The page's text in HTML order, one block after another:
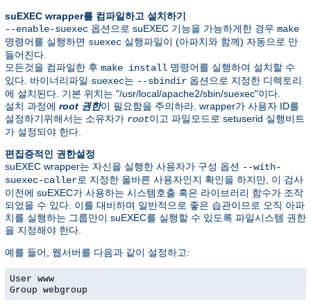
suEXEC wrapper를 컴파일하고 설치하기
--enable-suexec 옵션으로 suEXEC 기능을 가능하게한 경우 make
명령어를 실행하면 suexec 실행파일이 (아파치와 함께) 자동으로 만
들어진다.
모든것을 컴파일한 후 make install 명령어를 실행하여 설치할 수
있다. 바이너리파일 suexec는 --sbindir 옵션으로 지정한 디렉토리
에 설치된다. 기본 위치는 "/usr/local/apache2/sbin/suexec"이다.
설치 과정에 root 권한이 필요함을 주의하라. wrapper가 사용자 ID를
설정하기위해서는 소유자가 root이고 파일모드로 setuserid 실행비트
가 설정되야 한다.
편집증적인 권한설정
suEXEC wrapper는 자신을 실행한 사용자가 구성 옵션 --with-
suexec-caller로 지정한 올바른 사용자인지 확인을 하지만, 이 검사
이전에 suEXEC가 사용하는 시스템호출 혹은 라이브러리 함수가 조작
되었을 수 있다. 이를 대비하며 일반적으로 좋은 습관이므로 오직 아파
치를 실행하는 그룹만이 suEXEC를 실행할 수 있도록 파일시스템 권한
을 지정해야 한다.
예를 들어, 웹서버를 다음과 같이 설정하고:
User www
Group webgroup